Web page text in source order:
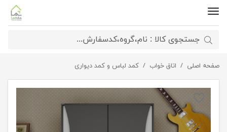
صفحه اصلی اتاق خواب کمد لباس و کمد دیواری کمد لباس مدرن